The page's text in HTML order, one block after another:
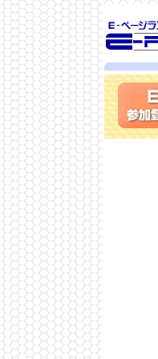
SEO
ラン
参加登